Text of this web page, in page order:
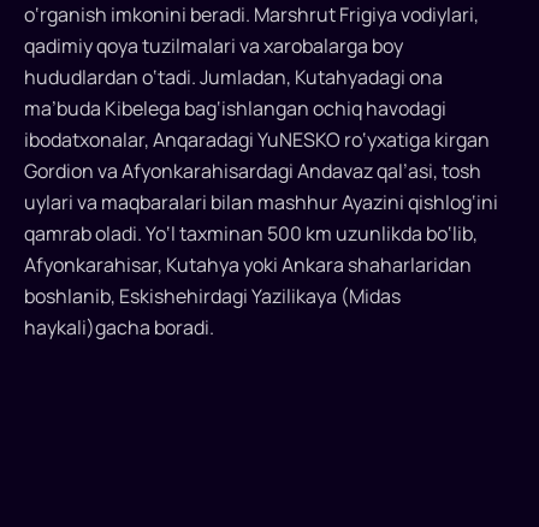
o‘rganish imkonini beradi. Marshrut Frigiya vodiylari,
qadimiy qoya tuzilmalari va xarobalarga boy
hududlardan o‘tadi. Jumladan, Kutahyadagi ona
ma’buda Kibelega bag‘ishlangan ochiq havodagi
ibodatxonalar, Anqaradagi YuNESKO ro‘yxatiga kirgan
Gordion va Afyonkarahisardagi Andavaz qal’asi, tosh
uylari va maqbaralari bilan mashhur Ayazini qishlog‘ini
qamrab oladi. Yo‘l taxminan 500 km uzunlikda bo‘lib,
Afyonkarahisar, Kutahya yoki Ankara shaharlaridan
boshlanib, Eskishehirdagi Yazilikaya (Midas
haykali)gacha boradi.